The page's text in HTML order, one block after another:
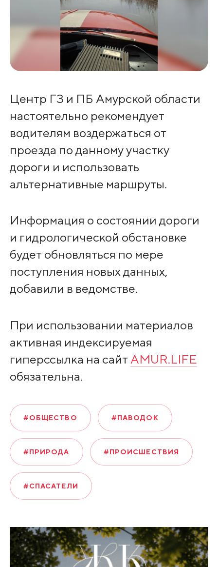
Центр ГЗ и ПБ Амурской области
настоятельно рекомендует
водителям воздержаться от
проезда по данному участку
дороги и использовать
альтернативные маршруты.
Информация о состоянии дороги
и гидрологической обстановке
будет обновляться по мере
поступления новых данных,
добавили в ведомстве.
При использовании материалов
активная индексируемая
гиперссылка на сайт AMUR.LIFE
обязательна.
#ОБЩЕСТВО #ПАВОДОК
#ПРИРОДА #ПРОИСШЕСТВИЯ
#СПАСАТЕЛИ